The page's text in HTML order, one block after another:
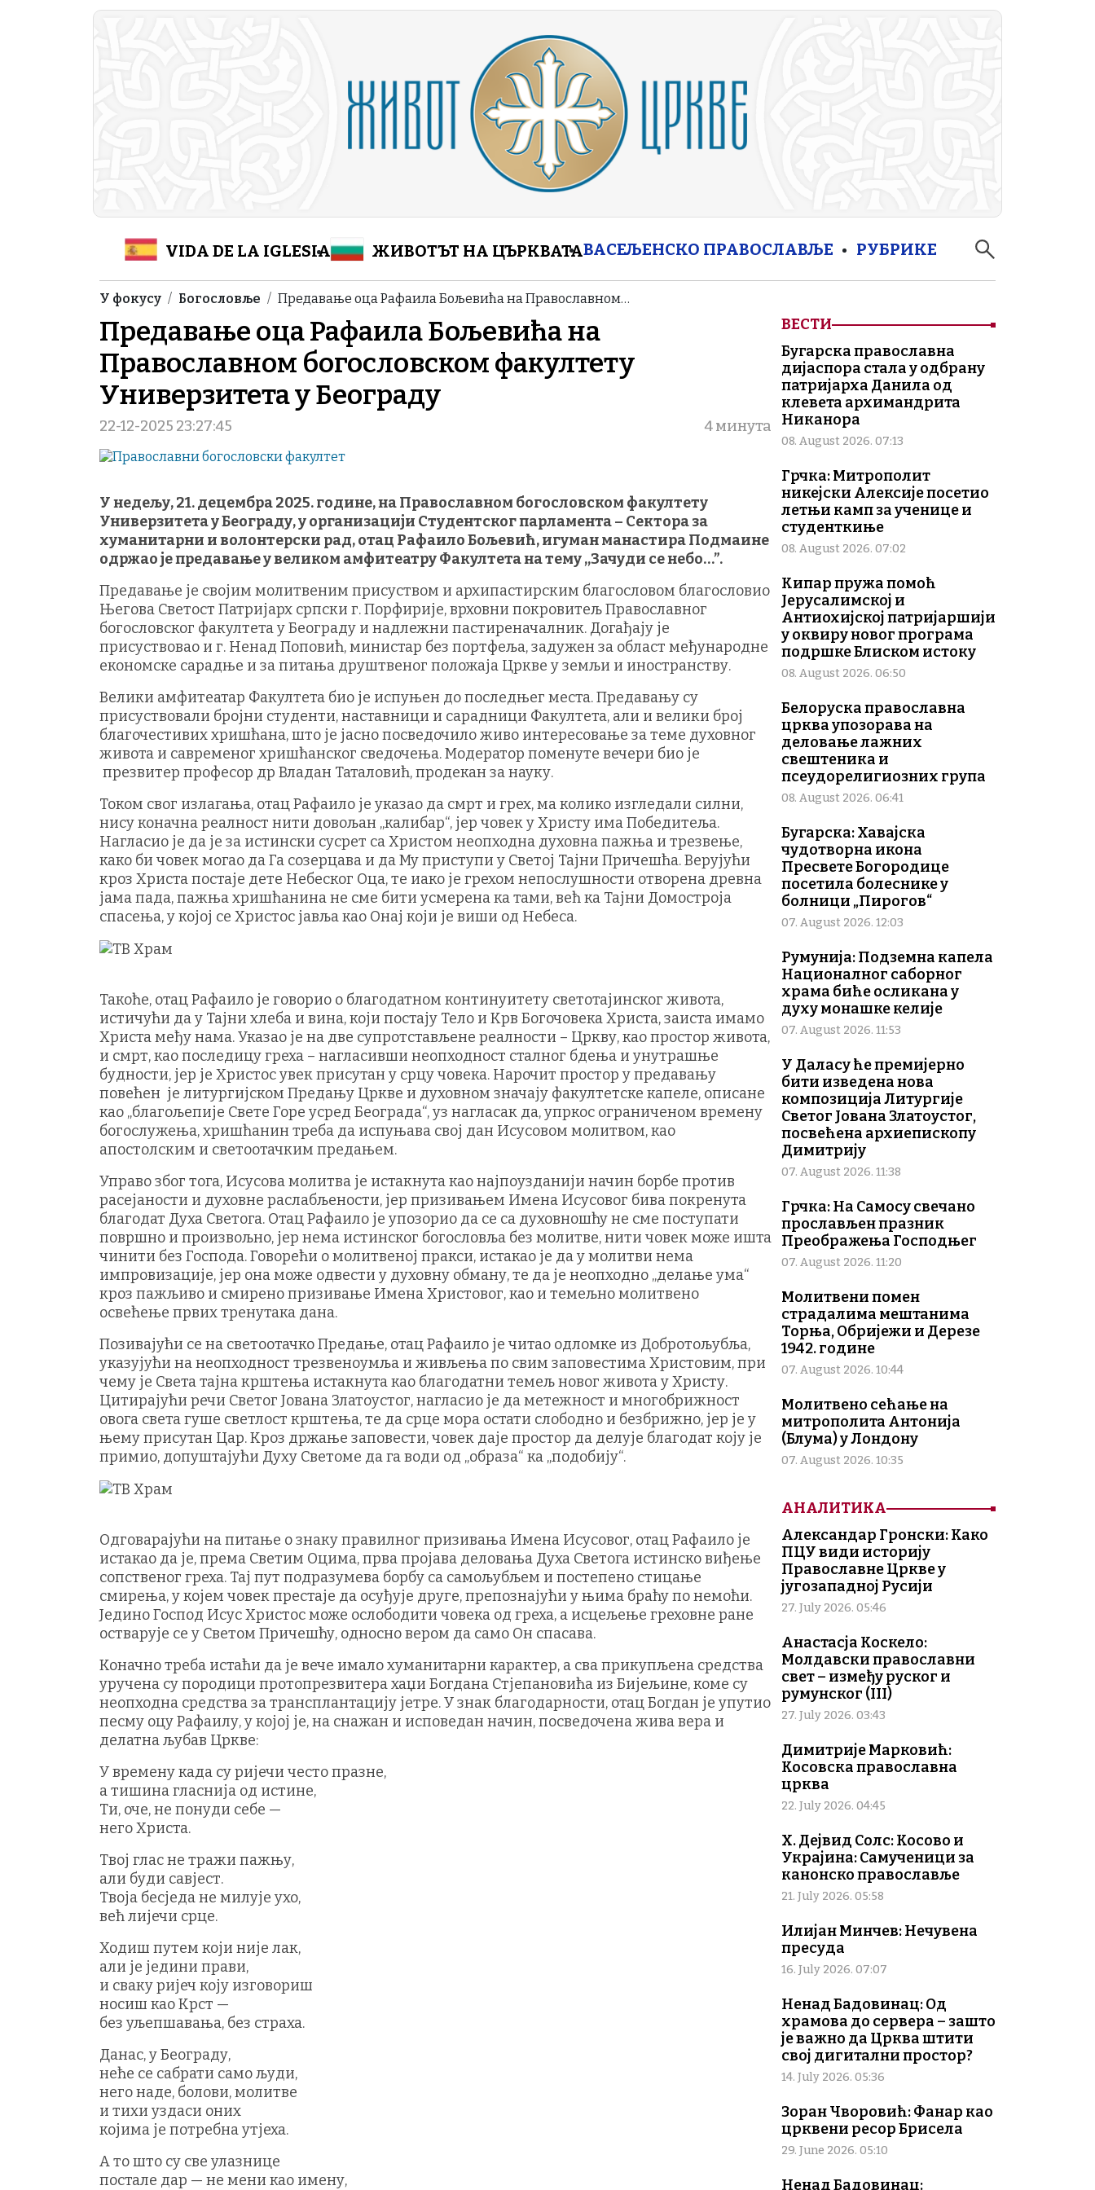
Skip to main content
Header Category Menu
VIDA DE LA IGLESIA ЖИВОТЪТ НА ЦЪРКВАТАВАСЕЉЕНСКО ПРАВОСЛАВЉЕ РУБРИКЕ
Breadcrumb
У фокусу Богословље Предавање оца Рафаила Бољевића на Православном…
Предавање оца Рафаила Бољевића на
Православном богословском факултету
Универзитета у Београду
22-12-2025 23:27:45 4 минута
У недељу, 21. децембра 2025. године, на Православном богословском факултету
Универзитета у Београду, у организацији Студентског парламента – Сектора за
хуманитарни и волонтерски рад, отац Рафаило Бољевић, игуман манастира Подмаине
одржао је предавање у великом амфитеатру Факултета на тему ,,Зачуди се небо…”.
Предавање је својим молитвеним присуством и архипастирским благословом благословио
Његова Светост Патријарх српски г. Порфирије, врховни покровитељ Православног
богословског факултета у Београду и надлежни пастиреначалник. Догађају је
присуствовао и г. Ненад Поповић, министар без портфеља, задужен за област међународне
економске сарадње и за питања друштвеног положаја Цркве у земљи и иностранству.
Велики амфитеатар Факултета био је испуњен до последњег места. Предавању су
присуствовали бројни студенти, наставници и сарадници Факултета, али и велики број
благочестивих хришћана, што је јасно посведочило живо интересовање за теме духовног
живота и савременог хришћанског сведочења. Модератор поменуте вечери био је
презвитер професор др Владан Таталовић, продекан за науку.
Током свог излагања, отац Рафаило је указао да смрт и грех, ма колико изгледали силни,
нису коначна реалност нити довољан „калибар“, јер човек у Христу има Победитеља.
Нагласио је да је за истински сусрет са Христом неопходна духовна пажња и трезвење,
како би човек могао да Га созерцава и да Му приступи у Светој Тајни Причешћа. Верујући
кроз Христа постаје дете Небеског Оца, те иако је грехом непослушности отворена древна
јама пада, пажња хришћанина не сме бити усмерена ка тами, већ ка Тајни Домостроја
спасења, у којој се Христос јавља као Онај који је виши од Небеса.
Такоће, отац Рафаило је говорио о благодатном континуитету светотајинског живота,
истичући да у Тајни хлеба и вина, који постају Тело и Крв Богочовека Христа, заиста имамо
Христа међу нама. Указао је на две супротстављене реалности – Цркву, као простор живота,
и смрт, као последицу греха – нагласивши неопходност сталног бдења и унутрашње
будности, јер је Христос увек присутан у срцу човека. Нарочит простор у предавању
повећен је литургијском Предању Цркве и духовном значају факултетске капеле, описане
као „благољепије Свете Горе усред Београда“, уз нагласак да, упркос ограниченом времену
богослужења, хришћанин треба да испуњава свој дан Исусовом молитвом, као
апостолским и светоотачким предањем.
Управо због тога, Исусова молитва је истакнута као најпоузданији начин борбе против
расејаности и духовне раслабљености, јер призивањем Имена Исусовог бива покренута
благодат Духа Светога. Отац Рафаило је упозорио да се са духовношћу не сме поступати
површно и произвољно, јер нема истинског богословља без молитве, нити човек може ишта
чинити без Господа. Говорећи о молитвеној пракси, истакао је да у молитви нема
импровизације, јер она може одвести у духовну обману, те да је неопходно „делање ума“
кроз пажљиво и смирено призивање Имена Христовог, као и темељно молитвено
освећење првих тренутака дана.
Позивајући се на светоотачко Предање, отац Рафаило је читао одломке из Добротољубља,
указујући на неопходност трезвеноумља и живљења по свим заповестима Христовим, при
чему је Света тајна крштења истакнута као благодатни темељ новог живота у Христу.
Цитирајући речи Светог Јована Златоустог, нагласио је да метежност и многобрижност
овога света гуше светлост крштења, те да срце мора остати слободно и безбрижно, јер је у
њему присутан Цар. Кроз држање заповести, човек даје простор да делује благодат коју је
примио, допуштајући Духу Светоме да га води од „образа“ ка „подобију“.
Одговарајући на питање о знаку правилног призивања Имена Исусовог, отац Рафаило је
истакао да је, према Светим Оцима, прва пројава деловања Духа Светога истинско виђење
сопственог греха. Тај пут подразумева борбу са самољубљем и постепено стицање
смирења, у којем човек престаје да осуђује друге, препознајући у њима браћу по немоћи.
Једино Господ Исус Христос може ослободити човека од греха, а исцељење греховне ране
остварује се у Светом Причешћу, односно вером да само Он спасава.
Коначно треба истаћи да је вече имало хуманитарни карактер, а сва прикупљена средства
уручена су породици протопрезвитера хаџи Богдана Стјепановића из Бијељине, коме су
неопходна средства за трансплантацију јетре. У знак благодарности, отац Богдан је упутио
песму оцу Рафаилу, у којој је, на снажан и исповедан начин, посведочена жива вера и
делатна љубав Цркве:
У времену када су ријечи често празне,
а тишина гласнија од истине,
Ти, оче, не понуди себе —
него Христа.
Твој глас не тражи пажњу,
али буди савјест.
Твоја бесједа не милује ухо,
већ лијечи срце.
Ходиш путем који није лак,
али је једини прави,
и сваку ријеч коју изговориш
носиш као Крст —
без уљепшавања, без страха.
Данас, у Београду,
неће се сабрати само људи,
него наде, болови, молитве
и тихи уздаси оних
којима је потребна утјеха.
А то што су све улазнице
постале дар — не мени као имену,
ВЕСТИ
Бугарска православна
дијаспора стала у одбрану
патријарха Данила од
клевета архимандрита
Никанора
08. August 2026. 07:13
Грчка: Митрополит
никејски Алексије посетио
летњи камп за ученице и
студенткиње
08. August 2026. 07:02
Кипар пружа помоћ
Јерусалимској и
Антиохијској патријаршији
у оквиру новог програма
подршке Блиском истоку
08. August 2026. 06:50
Белоруска православна
црква упозорава на
деловање лажних
свештеника и
псеудорелигиозних група
08. August 2026. 06:41
Бугарска: Хавајска
чудотворна икона
Пресвете Богородице
посетила болеснике у
болници „Пирогов“
07. August 2026. 12:03
Румунија: Подземна капела
Националног саборног
храма биће осликана у
духу монашке келије
07. August 2026. 11:53
У Даласу ће премијерно
бити изведена нова
композиција Литургије
Светог Јована Златоустог,
посвећена архиепископу
Димитрију
07. August 2026. 11:38
Грчка: На Самосу свечано
прослављен празник
Преображења Господњег
07. August 2026. 11:20
Молитвени помен
страдалима мештанима
Торња, Обријежи и Дерезе
1942. године
07. August 2026. 10:44
Молитвено сећање на
митрополита Антонија
(Блума) у Лондону
07. August 2026. 10:35
АНАЛИТИКА
Александар Гронски: Како
ПЦУ види историју
Православне Цркве у
југозападној Русији
27. July 2026. 05:46
Анастасја Коскело:
Молдавски православни
свет – између руског и
румунског (III)
27. July 2026. 03:43
Димитрије Марковић:
Косовска православна
црква
22. July 2026. 04:45
Х. Дејвид Солс: Косово и
Украјина: Самученици за
канонско православље
21. July 2026. 05:58
Илијан Минчев: Нечувена
пресуда
16. July 2026. 07:07
Ненад Бадовинац: Од
храмова до сервера – зашто
је важно да Црква штити
свој дигитални простор?
14. July 2026. 05:36
Зоран Чворовић: Фанар као
црквени ресор Брисела
29. June 2026. 05:10
Ненад Бадовинац: